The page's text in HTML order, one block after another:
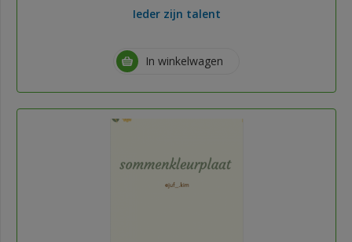
Ieder zijn talent
In winkelwagen